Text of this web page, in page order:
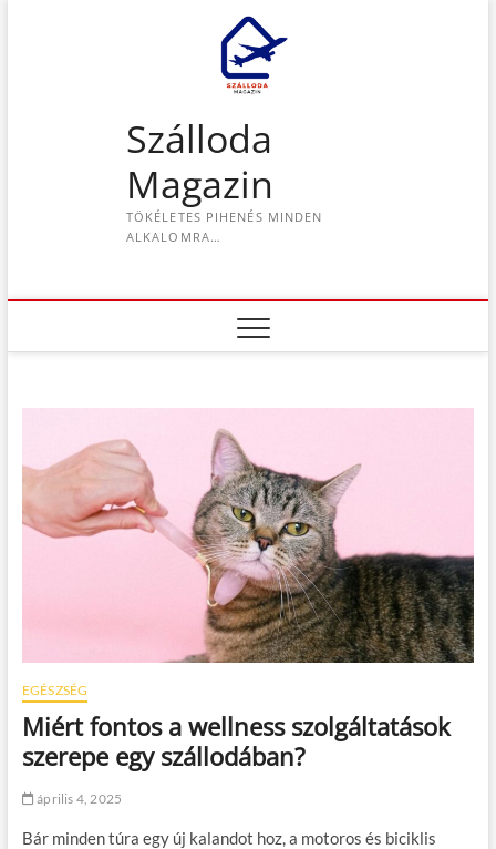
t
Szálloda
Magazin
TÖKÉLETES PIHENÉS MINDEN
ALKALOMRA…
EGÉSZSÉG
Miért fontos a wellness szolgáltatások
szerepe egy szállodában?
április 4, 2025
Bár minden túra egy új kalandot hoz, a motoros és biciklis